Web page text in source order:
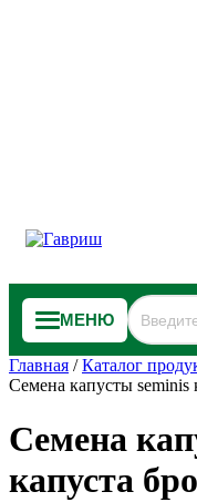
МЕНЮ
Главная /Каталог
Семена капусты seminis
Семена
капуста